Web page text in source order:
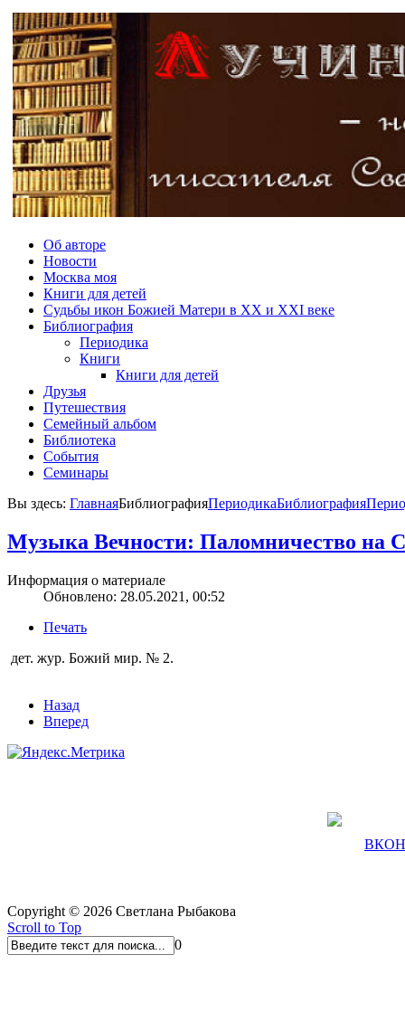
Об авторе
Новости
Москва моя
Книги для детей
Судьбы икон Божией Матери в ХХ и ХХI веке
Библиография
Периодика
Книги
Книги для детей
Друзья
Путешествия
Семейный альбом
Библиотека
События
Семинары
Вы здесь: ГлавнаяБиблиографияПериодикаБиблиография
Музыка Вечности: Паломничество на
Информация о материале
Обновлено: 28.05.2021, 00:52
Печать
дет. жур. Божий мир. № 2.
Назад
Вперед
Copyright © 2026 Светлана Рыбакова
Scroll to Top
0